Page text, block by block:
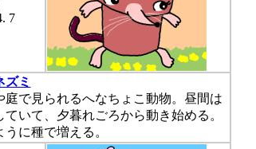
7
ズミ
で見られるへなちょこ動物。昼間は
ていて、夕暮れごろから動き始める。
うに種で増える。